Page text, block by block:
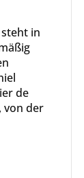
in
de
von der